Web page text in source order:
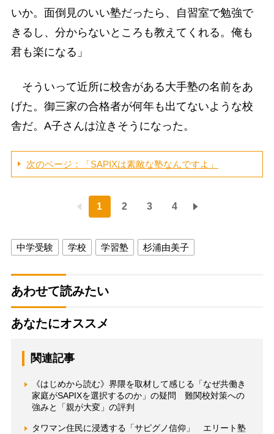
いか。面倒見のいい塾だったら、自習室で勉強で
きるし、分からないところも教えてくれる。俺も
君も楽になる」
そういって近所に校舎がある大手塾の名前をあ
げた。御三家の合格者が何年も出てないような校
舎だ。A子さんは泣きそうになった。
次のページ：「SAPIXは素敵な塾なんですよ」
1 2 3 4
中学受験 学校 学習塾 杉浦由美子
あわせて読みたい
あなたにオススメ
関連記事
《はじめから読む》界隈を取材して感じる「なぜ共働き
家庭がSAPIXを選択するのか」の疑問 難関校対策への
強みと「親が大変」の評判
タワマン住民に浸透する「サピグノ信仰」 エリート塾